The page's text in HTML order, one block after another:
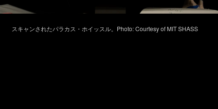
スキャンされたパラカス・ホイッスル。Photo: Courtesy of MIT SHASS